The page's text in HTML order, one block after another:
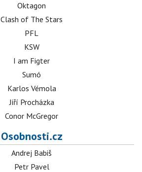
Oktagon
Clash of The Stars
PFL
KSW
I am Figter
Sumó
Karlos Vémola
Jiří Procházka
Conor McGregor
Osobnosti.cz
Andrej Babiš
Petr Pavel